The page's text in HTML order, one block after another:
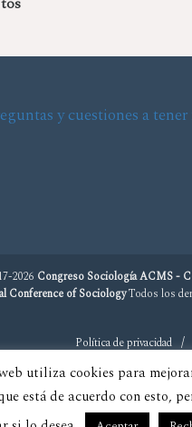
y cuestiones a
2026 Congreso Sociología ACMS -
Conference of SociologyTodos los
Política de privacidad
utiliza cookies para
está de acuerdo con esto,